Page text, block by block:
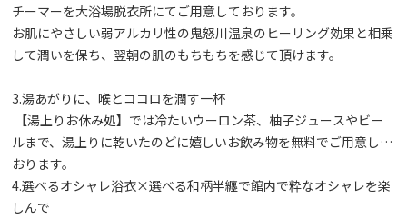
チーマーを大浴場脱衣所にてご用意しております。
お肌にやさしい弱アルカリ性の鬼怒川温泉のヒーリング効果と相乗
して潤いを保ち、翌朝の肌のもちもちを感じて頂けます。
3.湯あがりに、喉とココロを潤す一杯
【湯上りお休み処】では冷たいウーロン茶、柚子ジュースやビー
ルまで、湯上りに乾いたのどに嬉しいお飲み物を無料でご用意して
おります。
4.選べるオシャレ浴衣×選べる和柄半纏で館内で粋なオシャレを楽
しんで